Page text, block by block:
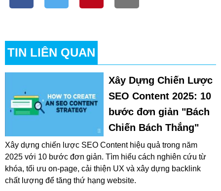
TIN LIÊN QUAN
Xây Dựng Chiến Lược
SEO Content 2025: 10
bước đơn giản "Bách
Chiến Bách Thắng"
Xây dựng chiến lược SEO Content hiệu quả trong năm
2025 với 10 bước đơn giản. Tìm hiểu cách nghiên cứu từ
khóa, tối ưu on-page, cải thiện UX và xây dựng backlink
chất lượng để tăng thứ hạng website.